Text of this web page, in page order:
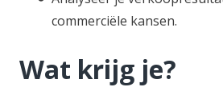
commerciële kansen.
Wat krijg je?